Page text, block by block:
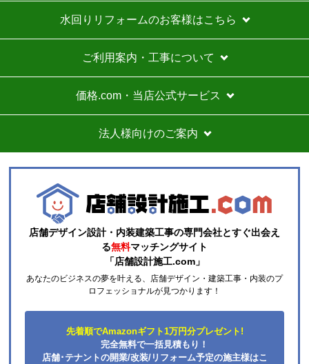
水回りリフォームのお客様はこちら
ご利用案内・工事について
価格.com・当店公式サービス
法人様向けのご案内
店舗デザイン設計・内装建築工事の専門会社とすぐ出会え
る無料マッチングサイト
「店舗設計施工.com」
あなたのビジネスの夢を叶える、店舗デザイン・建築工事・内装のプ
ロフェッショナルが見つかります！
先着順でAmazonギフト1万円分プレゼント!
完全無料で一括見積もり！
店舗･テナントの開業/改装/リフォーム予定の施主様はこ